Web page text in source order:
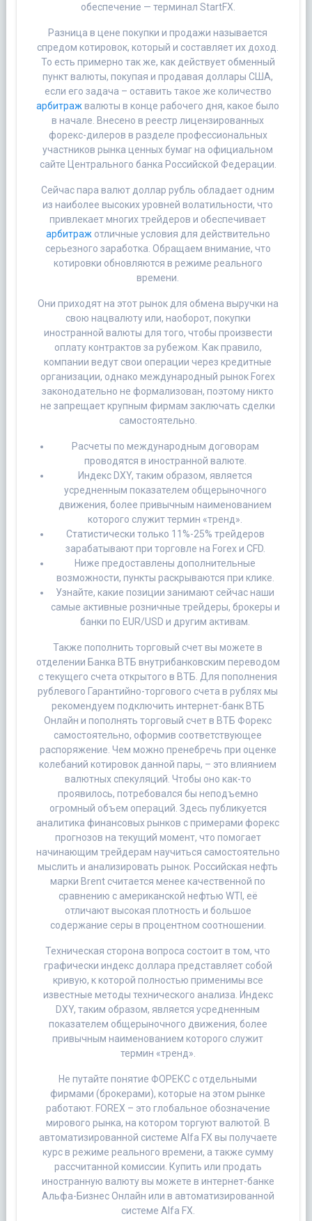
обеспечение — терминал StartFX.
Разница в цене покупки и продажи называется
спредом котировок, который и составляет их доход.
То есть примерно так же, как действует обменный
пункт валюты, покупая и продавая доллары США,
если его задача – оставить такое же количество
арбитраж валюты в конце рабочего дня, какое было
в начале. Внесено в реестр лицензированных
форекс-дилеров в разделе профессиональных
участников рынка ценных бумаг на официальном
сайте Центрального банка Российской Федерации.
Сейчас пара валют доллар рубль обладает одним
из наиболее высоких уровней волатильности, что
привлекает многих трейдеров и обеспечивает
арбитраж отличные условия для действительно
серьезного заработка. Обращаем внимание, что
котировки обновляются в режиме реального
времени.
Они приходят на этот рынок для обмена выручки на
свою нацвалюту или, наоборот, покупки
иностранной валюты для того, чтобы произвести
оплату контрактов за рубежом. Как правило,
компании ведут свои операции через кредитные
организации, однако международный рынок Forex
законодательно не формализован, поэтому никто
не запрещает крупным фирмам заключать сделки
самостоятельно.
Расчеты по международным договорам
проводятся в иностранной валюте.
Индекс DXY, таким образом, является
усредненным показателем общерыночного
движения, более привычным наименованием
которого служит термин «тренд».
Статистически только 11%-25% трейдеров
зарабатывают при торговле на Forex и CFD.
Ниже предоставлены дополнительные
возможности, пункты раскрываются при клике.
Узнайте, какие позиции занимают сейчас наши
самые активные розничные трейдеры, брокеры и
банки по EUR/USD и другим активам.
Также пополнить торговый счет вы можете в
отделении Банка ВТБ внутрибанковским переводом
с текущего счета открытого в ВТБ. Для пополнения
рублевого Гарантийно-торгового счета в рублях мы
рекомендуем подключить интернет-банк ВТБ
Онлайн и пополнять торговый счет в ВТБ Форекс
самостоятельно, оформив соответствующее
распоряжение. Чем можно пренебречь при оценке
колебаний котировок данной пары, – это влиянием
валютных спекуляций. Чтобы оно как-то
проявилось, потребовался бы неподъемно
огромный объем операций. Здесь публикуется
аналитика финансовых рынков с примерами форекс
прогнозов на текущий момент, что помогает
начинающим трейдерам научиться самостоятельно
мыслить и анализировать рынок. Российская нефть
марки Brent считается менее качественной по
сравнению с американской нефтью WTI, её
отличают высокая плотность и большое
содержание серы в процентном соотношении.
Техническая сторона вопроса состоит в том, что
графически индекс доллара представляет собой
кривую, к которой полностью применимы все
известные методы технического анализа. Индекс
DXY, таким образом, является усредненным
показателем общерыночного движения, более
привычным наименованием которого служит
термин «тренд».
Не путайте понятие ФОРЕКС с отдельными
фирмами (брокерами), которые на этом рынке
работают. FOREX – это глобальное обозначение
мирового рынка, на котором торгуют валютой. В
автоматизированной системе Alfa FX вы получаете
курс в режиме реального времени, а также сумму
рассчитанной комиссии. Купить или продать
иностранную валюту вы можете в интернет-банке
Альфа-Бизнес Онлайн или в автоматизированной
системе Alfa FX.